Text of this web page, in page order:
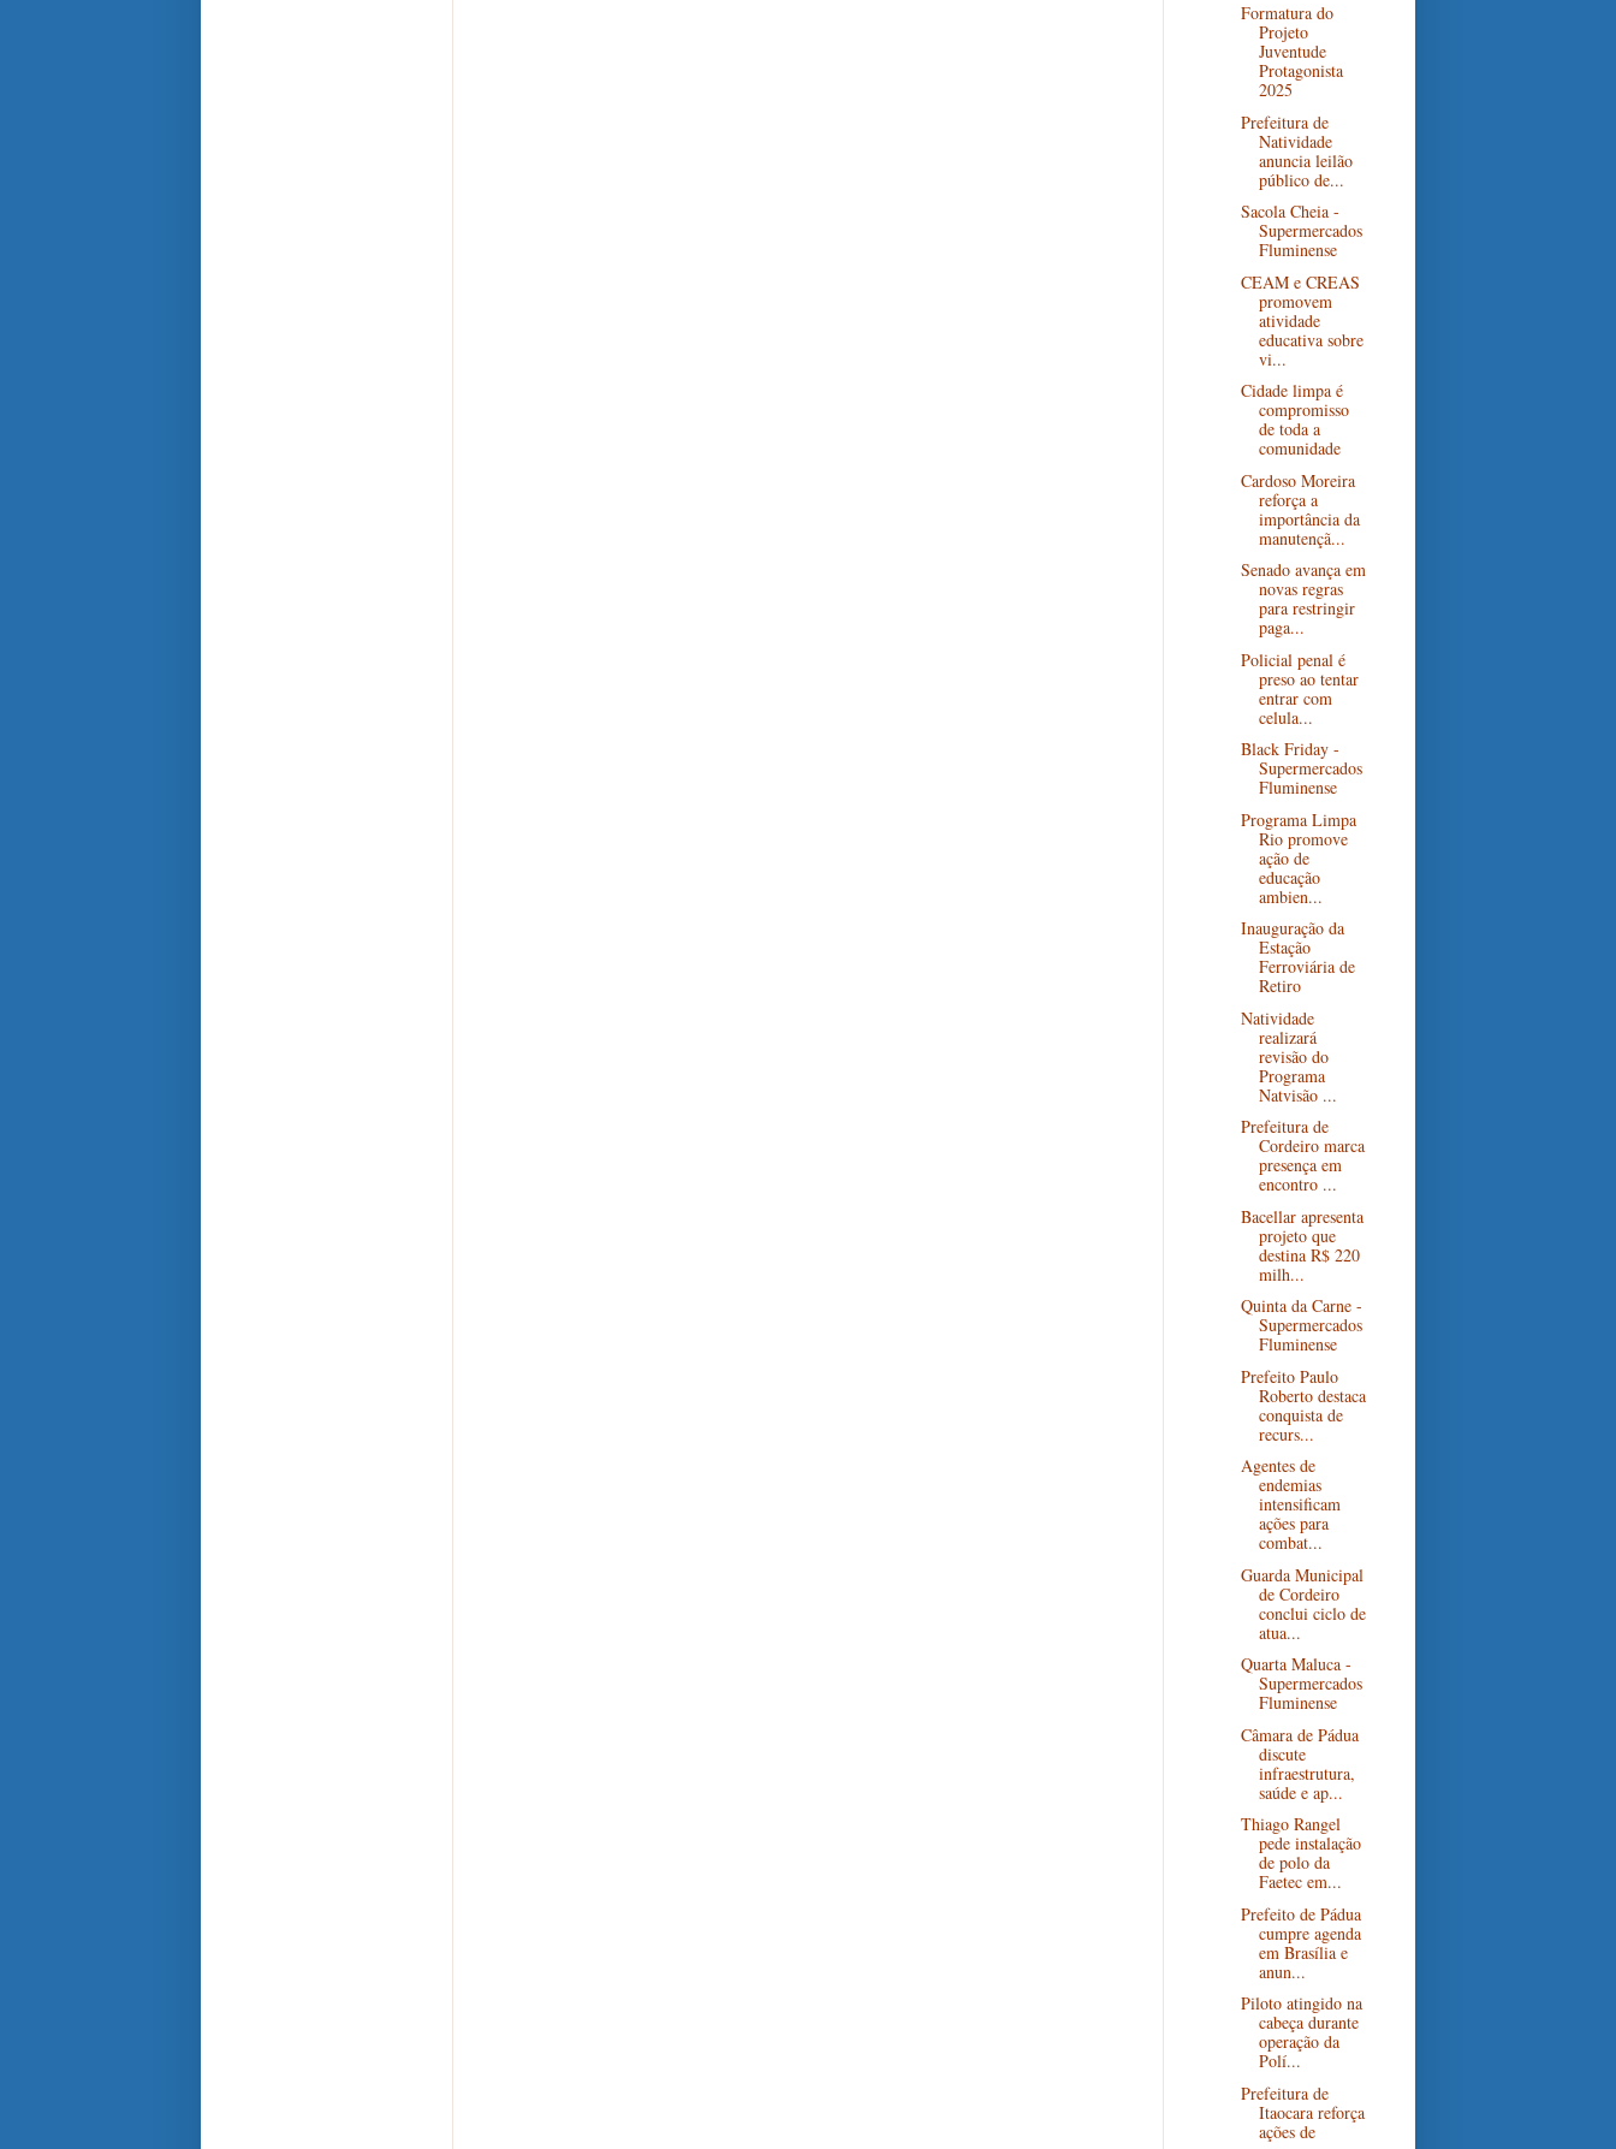
Formatura do
Projeto
Juventude
Protagonista
2025
Prefeitura de
Natividade
anuncia leilão
público de...
Sacola Cheia -
Supermercados
Fluminense
CEAM e CREAS
promovem
atividade
educativa sobre
vi...
Cidade limpa é
compromisso
de toda a
comunidade
Cardoso Moreira
reforça a
importância da
manutençã...
Senado avança em
novas regras
para restringir
paga...
Policial penal é
preso ao tentar
entrar com
celula...
Black Friday -
Supermercados
Fluminense
Programa Limpa
Rio promove
ação de
educação
ambien...
Inauguração da
Estação
Ferroviária de
Retiro
Natividade
realizará
revisão do
Programa
Natvisão ...
Prefeitura de
Cordeiro marca
presença em
encontro ...
Bacellar apresenta
projeto que
destina R$ 220
milh...
Quinta da Carne -
Supermercados
Fluminense
Prefeito Paulo
Roberto destaca
conquista de
recurs...
Agentes de
endemias
intensificam
ações para
combat...
Guarda Municipal
de Cordeiro
conclui ciclo de
atua...
Quarta Maluca -
Supermercados
Fluminense
Câmara de Pádua
discute
infraestrutura,
saúde e ap...
Thiago Rangel
pede instalação
de polo da
Faetec em...
Prefeito de Pádua
cumpre agenda
em Brasília e
anun...
Piloto atingido na
cabeça durante
operação da
Polí...
Prefeitura de
Itaocara reforça
ações de